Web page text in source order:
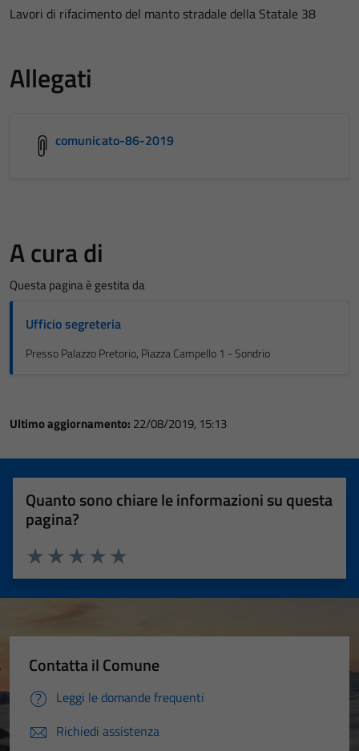
Lavori di rifacimento del manto stradale della Statale 38
Allegati
comunicato-86-2019
A cura di
Questa pagina è gestita da
Ufficio segreteria
Presso Palazzo Pretorio, Piazza Campello 1 - Sondrio
Ultimo aggiornamento: 22/08/2019, 15:13
Quanto sono chiare le informazioni su questa
pagina?
Valuta 5 stelle su 5
Valuta 4 stelle su 5
Valuta 3 stelle su 5
Valuta 2 stelle su 5
Valuta 1 stelle su 5
Contatta il Comune
Leggi le domande frequenti
Richiedi assistenza